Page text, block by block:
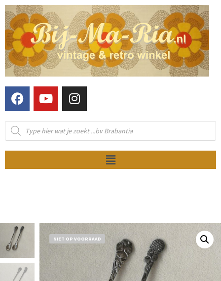
NIET OP VOORRAAD